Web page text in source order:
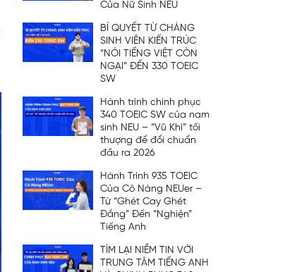
Của Nữ Sinh NEU
BÍ QUYẾT TỪ CHÀNG
SINH VIÊN KIẾN TRÚC
“NÓI TIẾNG VIỆT CÒN
NGẠI” ĐẾN 330 TOEIC
SW
Hành trình chinh phục
340 TOEIC SW của nam
sinh NEU – “Vũ Khí” tối
thượng để đổi chuẩn
đầu ra 2026
Hành Trình 935 TOEIC
Của Cô Nàng NEUer –
Từ “Ghét Cay Ghét
Đắng” Đến “Nghiện”
Tiếng Anh
TÌM LẠI NIỀM TIN VỚI
TRUNG TÂM TIẾNG ANH